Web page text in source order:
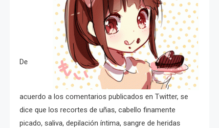
De
acuerdo a los comentarios publicados en Twitter, se
dice que los recortes de uñas, cabello finamente
picado, saliva, depilación íntima, sangre de heridas